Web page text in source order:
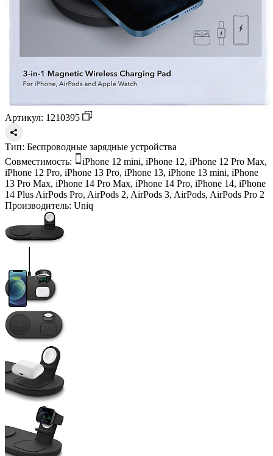
Артикул: 1210395
Тип: Беспроводные зарядные устройства
Совместимость:
iPhone 12 mini, iPhone 12, iPhone 12 Pro Max,
iPhone 12 Pro, iPhone 13 Pro, iPhone 13, iPhone 13 mini, iPhone
13 Pro Max, iPhone 14 Pro Max, iPhone 14 Pro, iPhone 14, iPhone
14 Plus AirPods Pro, AirPods 2, AirPods 3, AirPods, AirPods Pro 2
Производитель: Uniq